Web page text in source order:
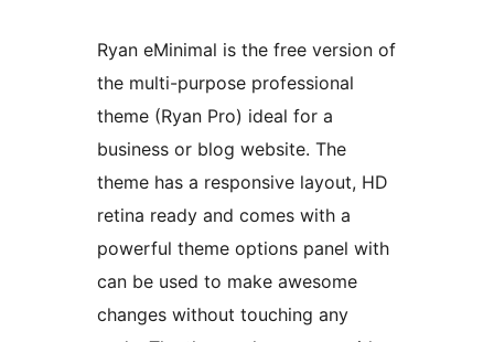
Ryan eMinimal is the free version of
the multi-purpose professional
theme (Ryan Pro) ideal for a
business or blog website. The
theme has a responsive layout, HD
retina ready and comes with a
powerful theme options panel with
can be used to make awesome
changes without touching any